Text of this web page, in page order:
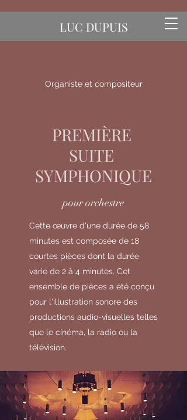
Organiste et compositeur
LUC DUPUIS
PREMIÈRE
SUITE
SYMPHONIQUE
pour orchestre
Cette œuvre d'une durée de 58
minutes est composée de 18
courtes pièces dont la durée
varie de 2 à 4 minutes. Cet
ensemble de pièces a été conçu
pour l'illustration sonore des
productions audio-visuelles telles
que le cinéma, la radio ou la
télévision.